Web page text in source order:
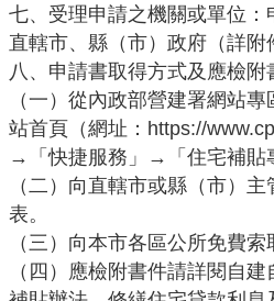
市
計
畫
回
首
頁
網
站
導
覽
七、受理申請之機關或單位
直轄市、縣（市）政府（詳附
八、申請書取得方式及應檢附
（一）從內政部營建署網站
站首頁（網址： https://
→「快捷服務」→「住宅補貼
（二）向直轄市或縣（市）
表。
（三）向本市各區公所免費索
（四）應檢附書件請詳閱自